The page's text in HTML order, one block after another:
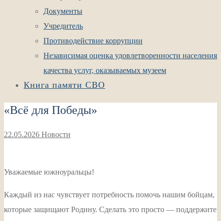
Документы
Учредитель
Противодействие коррупции
Независимая оценка удовлетворенности населения
качества услуг, оказываемых музеем
Книга памяти СВО
«Всё для Победы»
22.05.2026 Новости
Уважаемые южноуральцы!
Каждый из нас чувствует потребность помочь нашим бойцам,
которые защищают Родину. Сделать это просто — поддержите